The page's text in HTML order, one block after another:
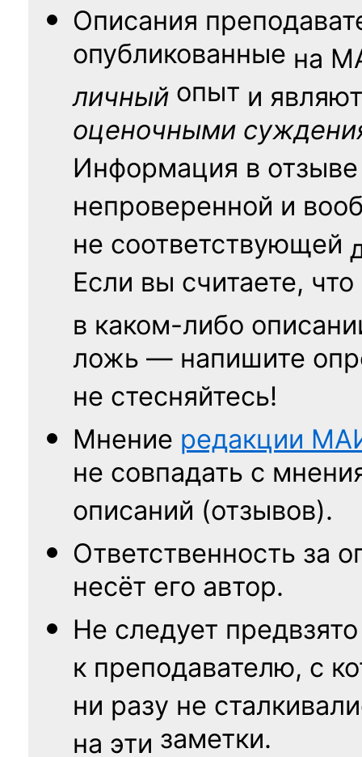
Описания
опубликованные на
личный опыт и
оценочными
Информация в
непроверенной и
не соответствующей
Если вы считаете, что
в каком-либо
ложь — напишите
не стесняйтесь!
Мнение редакции
не совпадать с
описаний (отзывов).
Ответственность за
несёт его автор.
Не следует
к преподавателю, с
ни разу не
на эти заметки.